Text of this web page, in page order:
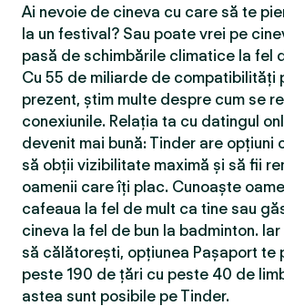
Ai nevoie de cineva cu care să te
la un festival? Sau poate vrei pe
pasă de schimbările climatice la fel
Cu 55 de miliarde de compatibilităţi
prezent, știm multe despre cum se
conexiunile. Relația ta cu datingul
devenit mai bună: Tinder are opțiuni
să obții vizibilitate maximă și să fii
oamenii care îți plac. Cunoaște
cafeaua la fel de mult ca tine sau
cineva la fel de bun la badminton.
să călătorești, opțiunea Pașaport te
peste 190 de țări cu peste 40 de
astea sunt posibile pe Tinder.